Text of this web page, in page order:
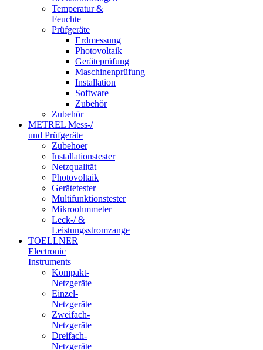
Temperatur &
Feuchte
Prüfgeräte
Erdmessung
Photovoltaik
Geräteprüfung
Maschinenprüfung
Installation
Software
Zubehör
Zubehör
METREL Mess-/
und Prüfgeräte
Zubehoer
Installationstester
Netzqualität
Photovoltaik
Gerätetester
Multifunktionstester
Mikroohmmeter
Leck-/ &
Leistungsstromzange
TOELLNER
Electronic
Instruments
Kompakt-
Netzgeräte
Einzel-
Netzgeräte
Zweifach-
Netzgeräte
Dreifach-
Netzgeräte